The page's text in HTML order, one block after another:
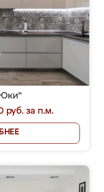
руб. за п.м.